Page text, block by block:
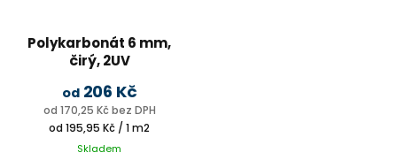
Polykarbonát 6 mm,
čirý, 2UV
profi skleníky a svislé stěny
od 170,25 Kč bez DPH
od206 Kč
Měrná
cena:
od 195,95 Kč / 1 m2
Skladem
Powered by chaterimo